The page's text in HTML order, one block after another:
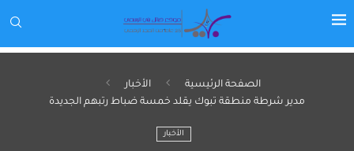
الصفحة الرئيسية
الأخبار
مدير شرطة منطقة تبوك يقلد خمسة ضباط رتبهم الجديدة
الأخبار